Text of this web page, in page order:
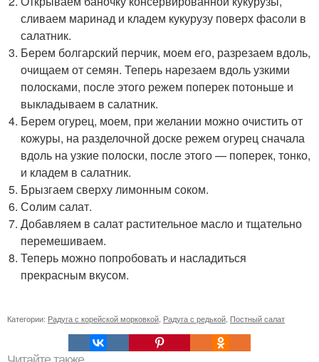
сливаем маринад и кладем кукурузу поверх фасоли в
салатник.
Берем болгарский перчик, моем его, разрезаем вдоль,
очищаем от семян. Теперь нарезаем вдоль узкими
полосками, после этого режем поперек потоньше и
выкладываем в салатник.
Берем огурец, моем, при желании можно очистить от
кожуры, на разделочной доске режем огурец сначала
вдоль на узкие полоски, после этого — поперек, тонко,
и кладем в салатник.
Брызгаем сверху лимонным соком.
Солим салат.
Добавляем в салат растительное масло и тщательно
перемешиваем.
Теперь можно попробовать и насладиться
прекрасным вкусом.
Категории: Радуга с корейской морковкой Радуга с редькой Постный салат